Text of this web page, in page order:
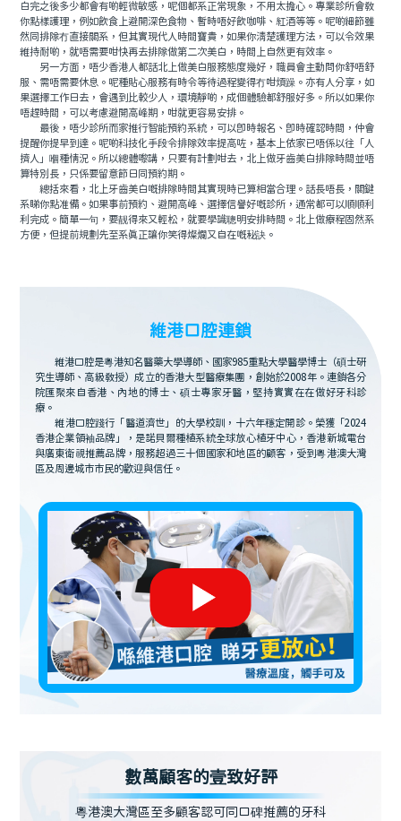
白完之後多少都會有啲輕微敏感，呢個都系正常現象，不用太擔心。專業診所會教
你點樣護理，例如飲食上避開深色食物、暫時唔好飲咖啡、紅酒等等。呢啲細節雖
然同排隊冇直接關系，但其實現代人時間寶貴，如果你清楚護理方法，可以令效果
維持耐啲，就唔需要咁快再去排隊做第二次美白，時間上自然更有效率。
另一方面，唔少香港人都話北上做美白服務態度幾好，職員會主動問你舒唔舒
服、需唔需要休息。呢種貼心服務有時令等待過程變得冇咁煩躁。亦有人分享，如
果選擇工作日去，會遇到比較少人，環境靜啲，成個體驗都舒服好多。所以如果你
唔趕時間，可以考慮避開高峰期，咁就更容易安排。
最後，唔少診所而家推行智能預約系統，可以即時報名、即時確認時間，仲會
提醒你提早到達。呢啲科技化手段令排隊效率提高咗，基本上依家已唔係以往「人
擠人」嗰種情況。所以總體嚟講，只要有計劃咁去，北上做牙齒美白排隊時間並唔
算特別長，只係要留意節日同預約期。
總括來看，北上牙齒美白嘅排隊時間其實現時已算相當合理。話長唔長，關鍵
系睇你點准備。如果事前預約、避開高峰、選擇信譽好嘅診所，通常都可以順順利
利完成。簡單一句，要靓得來又輕松，就要學識聰明安排時間。北上做療程固然系
方便，但提前規劃先至系真正讓你笑得燦爛又自在嘅秘訣。
維港口腔連鎖
維港口腔是粵港知名醫藥大學導師、國家985重點大學醫學博士（碩士研
究生導師、高級教授）成立的香港大型醫療集團，創始於2008年。連鎖各分
院匯聚來自香港、內地的博士、碩士專家牙醫，堅持實實在在做好牙科診
療。
維港口腔踐行「醫道濟世」的大學校訓，十六年穩定開診。榮獲「2024
香港企業領袖品牌」，是諾貝爾種植系統全球放心植牙中心，香港新城電台
與廣東衛視推薦品牌，服務超過三十個國家和地區的顧客，受到粵港澳大灣
區及周邊城市市民的歡迎與信任。
數萬顧客的壹致好評
粵港澳大灣區至多顧客認可同口碑推薦的牙科